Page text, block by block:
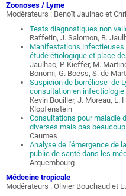
Zoonoses / Lyme
Modérateurs : Benoît Jaulhac et
Tests diagnostiques non
Raffetin, J. Salomon, B.
Manifestations infectieuses
étude étiologique et place
Jaulhac, P. Kieffer, M.
Bonomi, G. Boess, S. de
Suspicion de borréliose de
consultation en
Kevin Bouiller, J. Moreau, L.
Klopfenstein
Consultations pour maladie
diverses mais pas
Caumes
Analyse de l'émergence de
public de santé dans les
Arquembourg
Médecine tropicale
Modérateurs : Olivier Bouchaud et